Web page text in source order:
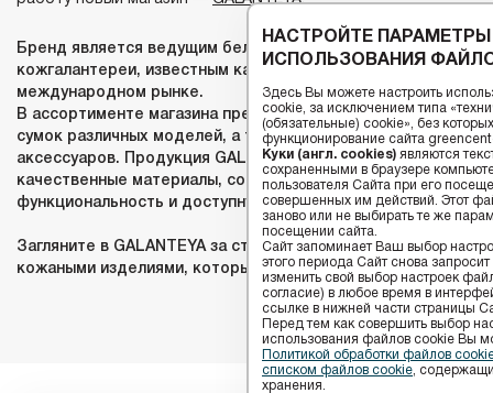
Бренд является ведущим белорусским производителем
кожгалантереи, известным как на внутреннем, так и на
международном рынке.
В ассортименте магазина представлен широкий выбор
сумок различных моделей, а также других кожаных
аксессуаров. Продукция GALANTEYA объединяет
качественные материалы, современные технологии,
функциональность и доступную цену.
Загляните в GALANTEYA за стильными и качественными
кожаными изделиями, которые подчеркнут ваш образ.
НАСТРОЙТЕ ПАРАМЕТРЫ
ИСПОЛЬЗОВАНИЯ
Здесь Вы можете настроить
cookie, за исключением типа
(обязательные) cookie», без
функционирование сайта
Куки (англ. cookies) являются
сохраненными в браузере
пользователя Сайта при его
совершенных им действий. Этот
заново или не выбирать те же
посещении сайта.
Сайт запоминает Ваш выбор
этого периода Сайт снова
изменить свой выбор настроек
согласие) в любое время в
ссылке в нижней части страницы
Перед тем как совершить выбор
использования файлов сookie Вы
Политикой обработки файлов
списком файлов cookie ,
хранения.